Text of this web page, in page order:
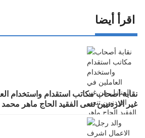
اقرأ أيضا
نقابة أصحاب مكاتب استقدام واستخدام
غير الاردنيين تنعى الفقيد الحاج ماهر